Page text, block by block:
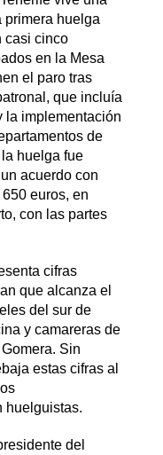
primera huelga
casi cinco
en la Mesa
el paro tras
que incluía
la implementación
de
huelga fue
acuerdo con
euros, en
con las partes
cifras
que alcanza el
del sur de
y camareras de
Sin
estas cifras al
huelguistas.
del